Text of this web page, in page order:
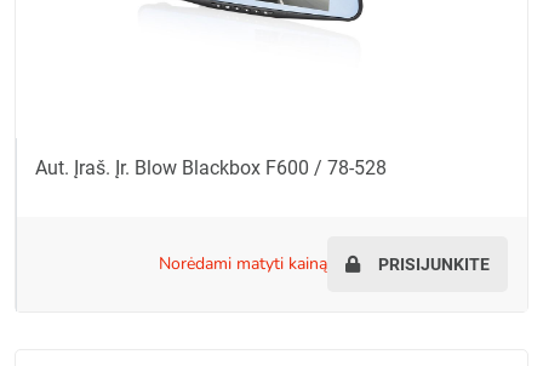
Aut. Įraš. Įr. Blow Blackbox F600 / 78-528
norėdami matyti kainą PRISIJUNKITE